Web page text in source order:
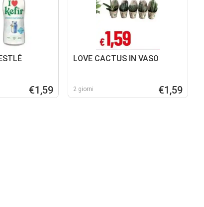
€1,59
LOVE CACTUS IN VASO
2 giorni €1,59